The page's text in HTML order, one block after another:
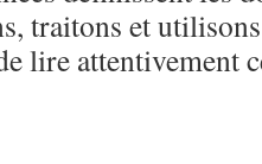
traitons et
lire attentivement